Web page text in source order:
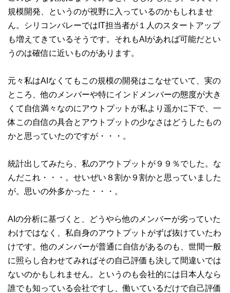
規模開発、というのが視野に入っているのかもしれませ
ん。シリコンバレーではIT担当者が１人のスタートアップ
も増えてきているそうです。それもAIがあれば可能だとい
うのは確信に近いものがあります。
元々私はAIなくてもこの規模の開発はこなせていて、実の
ところ、他のメンバーや特にインドメンバーの態度が大き
くて自信満々なのにアウトプットが私より遥かに下で、一
体この自信の具合とアウトプットの少なさはどうしたもの
かと思っていたのですが・・・。
統計出してみたら、私のアウトプットが９９％でした。な
んだこれ・・・。せいぜい８割か９割かと思っていました
が。思いの外多かった・・・。
AIの分析に基づくと、どうやら他のメンバーが劣っていた
わけではなく、私自身のアウトプットがずば抜けていたわ
けです。他のメンバーが普通に自信があるのも、世間一般
に照らし合わせてみればその自己評価も決して間違いでは
ないのかもしれません。というのも会社的には日本人なら
誰でも知っている会社ですし、働いているだけで自己評価